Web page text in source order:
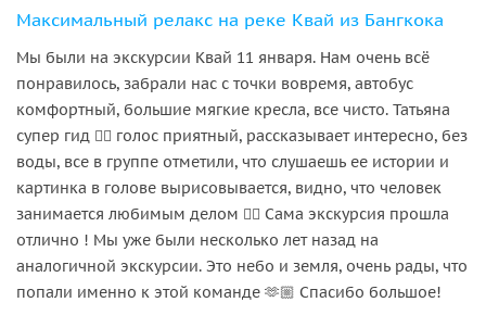
Максимальный релакс на реке Квай из Бангкока
Мы были на экскурсии Квай 11 января. Нам очень всё
понравилось, забрали нас с точки вовремя, автобус
комфортный, большие мягкие кресла, все чисто. Татьяна
супер гид 👍🏻 голос приятный, рассказывает интересно, без
воды, все в группе отметили, что слушаешь ее истории и
картинка в голове вырисовывается, видно, что человек
занимается любимым делом 👍🏻 Сама экскурсия прошла
отлично ! Мы уже были несколько лет назад на
аналогичной экскурсии. Это небо и земля, очень рады, что
попали именно к этой команде 🫶🏼 Спасибо большое!